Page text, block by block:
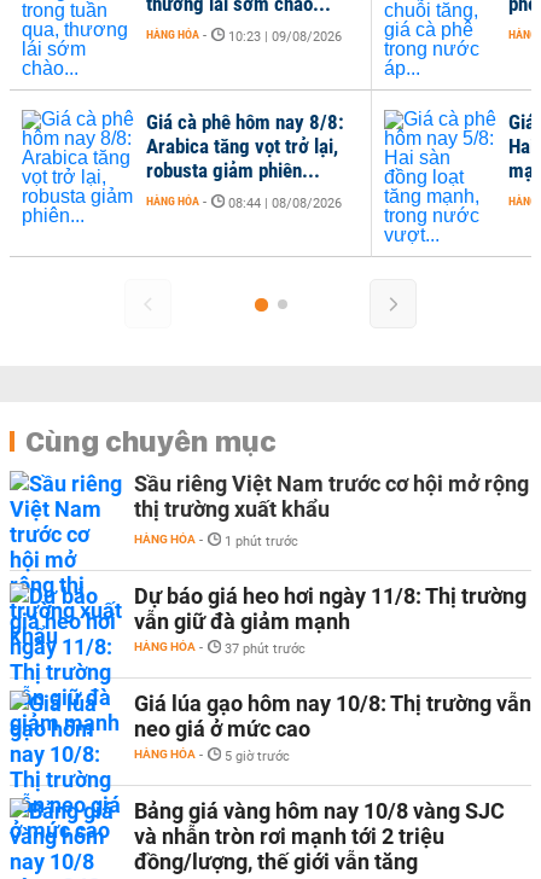
HÀNG HÓA - 10:23 | 09/08/2026
Giá cà phê hôm nay 8/8:
Arabica tăng vọt trở lại,
robusta giảm phiên...
HÀNG HÓA - 08:44 | 08/08/2026
HÀNG
HÀNG
Cùng chuyên mục
Sầu riêng Việt Nam trước cơ hội mở rộng
thị trường xuất khẩu
HÀNG HÓA - 1 phút trước
Dự báo giá heo hơi ngày 11/8: Thị trường
vẫn giữ đà giảm mạnh
HÀNG HÓA - 37 phút trước
Giá lúa gạo hôm nay 10/8: Thị trường vẫn
neo giá ở mức cao
HÀNG HÓA - 5 giờ trước
Bảng giá vàng hôm nay 10/8 vàng SJC
và nhẫn tròn rơi mạnh tới 2 triệu
đồng/lượng, thế giới vẫn tăng